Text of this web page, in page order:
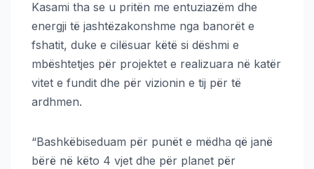
Kasami tha se u pritën me entuziazëm dhe
energji të jashtëzakonshme nga banorët e
fshatit, duke e cilësuar këtë si dëshmi e
mbështetjes për projektet e realizuara në katër
vitet e fundit dhe për vizionin e tij për të
ardhmen.
“Bashkëbiseduam për punët e mëdha që janë
bërë në këto 4 vjet dhe për planet për